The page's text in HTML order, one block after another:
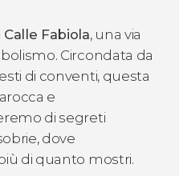
Calle Fabiola, una via
Circondata da
di conventi, questa
e
di segreti
dove
di quanto mostri.